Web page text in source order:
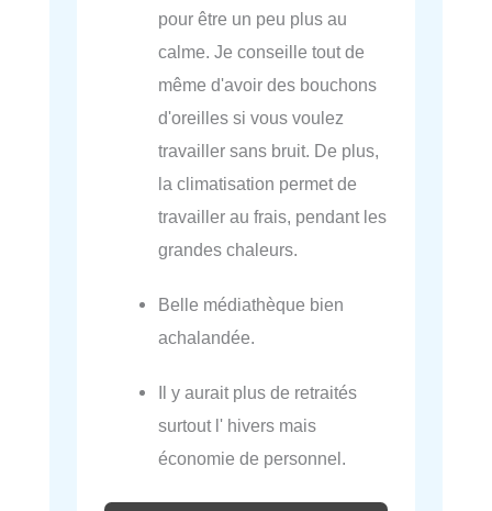
pour être un peu plus au
calme. Je conseille tout de
même d'avoir des bouchons
d'oreilles si vous voulez
travailler sans bruit. De plus,
la climatisation permet de
travailler au frais, pendant les
grandes chaleurs.
Belle médiathèque bien
achalandée.
Il y aurait plus de retraités
surtout l' hivers mais
économie de personnel.